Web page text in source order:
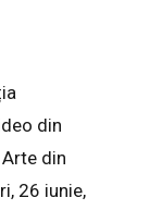
din
din
26 iunie,